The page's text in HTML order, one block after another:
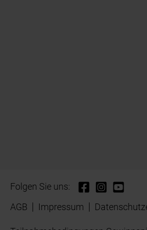
Folgen Sie uns:
AGB
Impressum